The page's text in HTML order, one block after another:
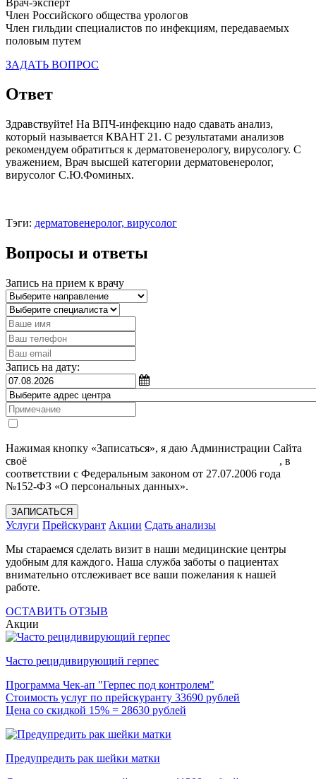
Член Российского общества урологов
Член гильдии специалистов по инфекциям, передаваемых
половым путем
ЗАДАТЬ ВОПРОС
Ответ
Здравствуйте! На ВПЧ-инфекцию надо сдавать анализ,
который называется КВАНТ 21. С результатами анализов
рекомендуем обратиться к дерматовенерологу, вирусологу. С
уважением, Врач высшей категории дерматовенеролог,
вирусолог С.Ю.Фоминых.
Тэги: дерматовенеролог, вирусолог
Вопросы и ответы
Запись на прием к врачу
Запись на дату:
Нажимая кнопку «Записаться», я даю Администрации Сайта
своё
, в
соответствии с Федеральным законом от 27.07.2006 года
№152-ФЗ «О персональных данных».
ЗАПИСАТЬСЯ
Услуги Прейскурант Акции Сдать анализы
Мы стараемся сделать визит в наши медицинские центры
удобным для каждого. Наша служба заботы о пациентах
внимательно отслеживает все ваши пожелания к нашей
работе.
ОСТАВИТЬ ОТЗЫВ
Акции
Часто рецидивирующий герпес
Программа Чек-ап "Герпес под контролем"
Стоимость услуг по прейскуранту 33690 рублей
Цена со скидкой 15% = 28630 рублей
Предупредить рак шейки матки